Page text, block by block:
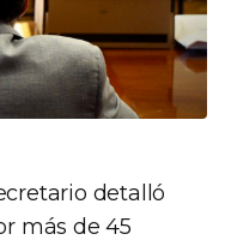
detalló
más de 45